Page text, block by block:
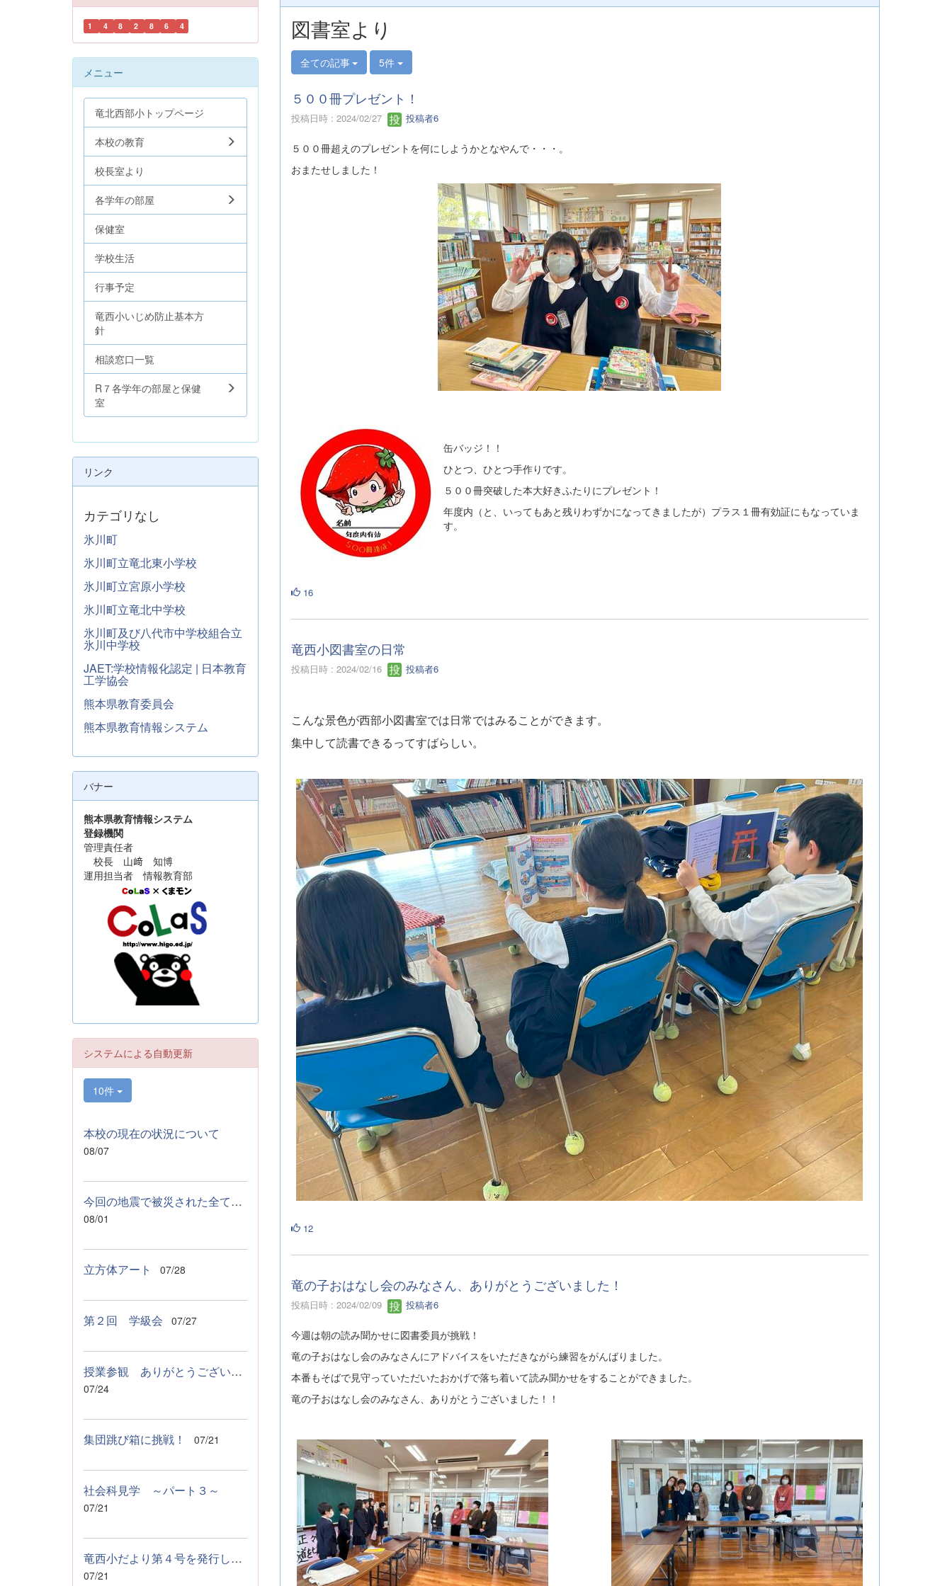
図書室より
全ての記事 5件
５００冊プレゼント！
投稿日時 : 2024/02/27 投稿者6
５００冊超えのプレゼントを何にしようかとなやんで・・・。
おまたせしました！
缶バッジ！！
ひとつ、ひとつ手作りです。
５００冊突破した本大好きふたりにプレゼント！
年度内（と、いってもあと残りわずかになってきましたが）プラス１冊有効証にもなっていま
す。
16
竜西小図書室の日常
投稿日時 : 2024/02/16 投稿者6
こんな景色が西部小図書室では日常ではみることができます。
集中して読書できるってすばらしい。
12
竜の子おはなし会のみなさん、ありがとうございました！
投稿日時 : 2024/02/09 投稿者6
今週は朝の読み聞かせに図書委員が挑戦！
竜の子おはなし会のみなさんにアドバイスをいただきながら練習をがんばりました。
本番もそばで見守っていただいたおかげで落ち着いて読み聞かせをすることができました。
竜の子おはなし会のみなさん、ありがとうございました！！
1 4 8 2 8 6 4
メニュー
竜北西部小トップページ
本校の教育
校長室より
各学年の部屋
保健室
学校生活
行事予定
竜西小いじめ防止基本方
針
相談窓口一覧
R７各学年の部屋と保健
室
リンク
カテゴリなし
氷川町
氷川町立竜北東小学校
氷川町立宮原小学校
氷川町立竜北中学校
氷川町及び八代市中学校組合立
氷川中学校
JAET:学校情報化認定 | 日本教育
工学協会
熊本県教育委員会
熊本県教育情報システム
バナー
熊本県教育情報システム
登録機関
管理責任者
校長 山﨑 知博
運用担当者 情報教育部
システムによる自動更新
10件
本校の現在の状況について
08/07
今回の地震で被災された全ての皆様へ
08/01
立方体アート 07/28
第２回 学級会 07/27
授業参観 ありがとうございましたっ！
07/24
集団跳び箱に挑戦！ 07/21
社会科見学 ～パート３～
07/21
竜西小だより第４号を発行しました！
07/21